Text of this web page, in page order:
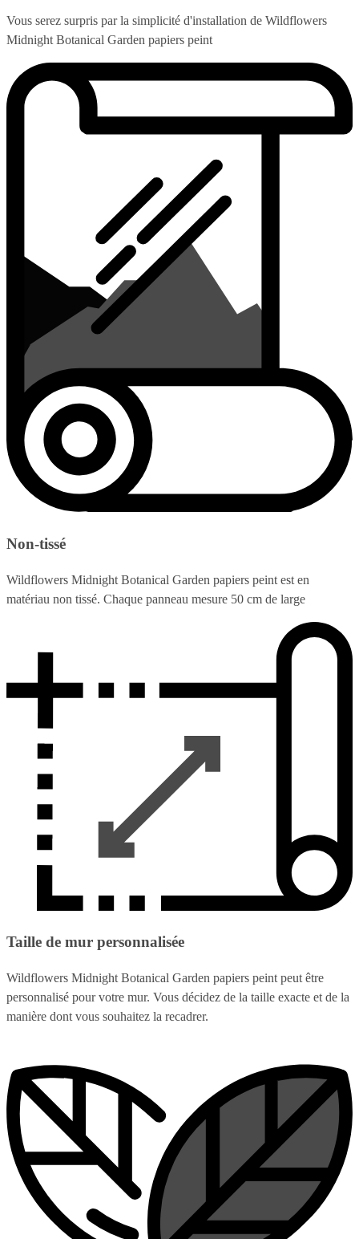
Vous serez surpris par la simplicité d'installation de Wildflowers
Midnight Botanical Garden papiers peint
Non-tissé
Wildflowers Midnight Botanical Garden papiers peint est en
matériau non tissé. Chaque panneau mesure 50 cm de large
Taille de mur personnalisée
Wildflowers Midnight Botanical Garden papiers peint peut être
personnalisé pour votre mur. Vous décidez de la taille exacte et de la
manière dont vous souhaitez la recadrer.